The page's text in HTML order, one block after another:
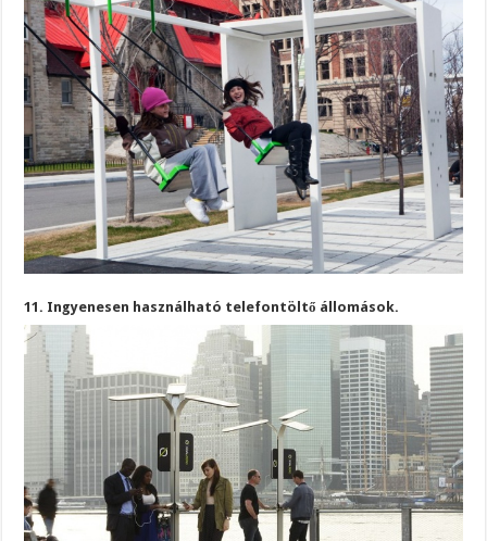
11. Ingyenesen használható telefontöltő állomások.